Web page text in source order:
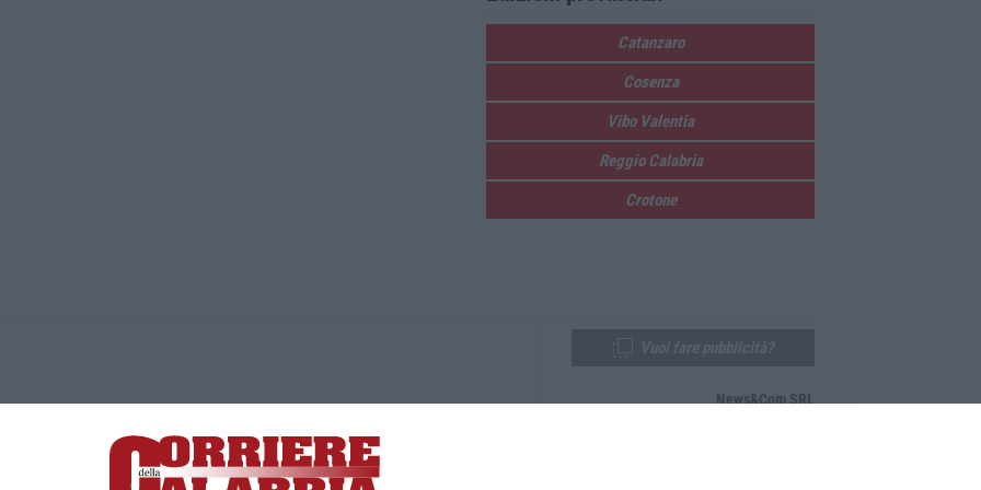
Catanzaro
Cosenza
Vibo Valentia
Reggio Calabria
Crotone
Lamezia Terme (CZ)
responsabile Paola Militano |Privacy
News&Com SRL